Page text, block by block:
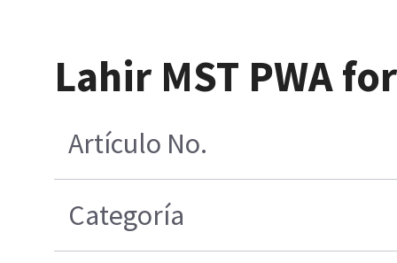
Lahir MST PWA
Artículo No.
Categoría